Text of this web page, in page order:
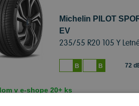
Michelin PILOT
EV
235/55 R20 105 Y
B B 72
v e-shope 20+ ks